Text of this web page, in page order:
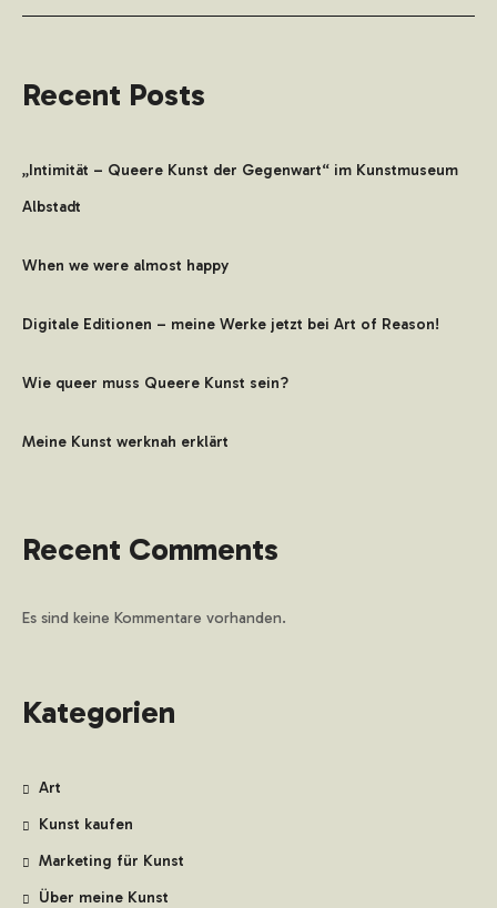
Recent Posts
„Intimität – Queere Kunst der Gegenwart“ im Kunstmuseum
Albstadt
When we were almost happy
Digitale Editionen – meine Werke jetzt bei Art of Reason!
Wie queer muss Queere Kunst sein?
Meine Kunst werknah erklärt
Recent Comments
Es sind keine Kommentare vorhanden.
Kategorien
Art
Kunst kaufen
Marketing für Kunst
Über meine Kunst